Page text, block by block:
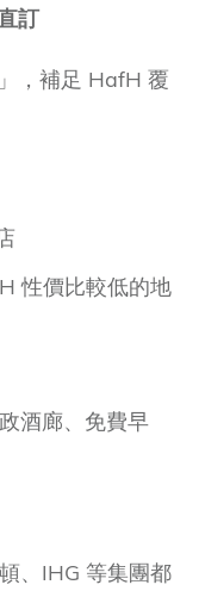
訂
，補足 HafH 覆
性價比較低的地
酒廊、免費早
、IHG 等集團都